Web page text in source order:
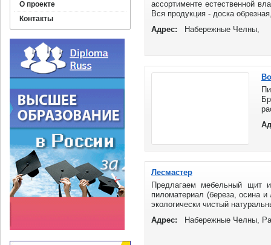
О проекте
Контакты
ассортименте естественной
Вся продукция - доска
Адрес:
Набережные Челны,
Лесмастер
Предлагаем мебельный щит
пиломатериал (береза, осина
экологически чистый
Адрес:
Набережные Челны,